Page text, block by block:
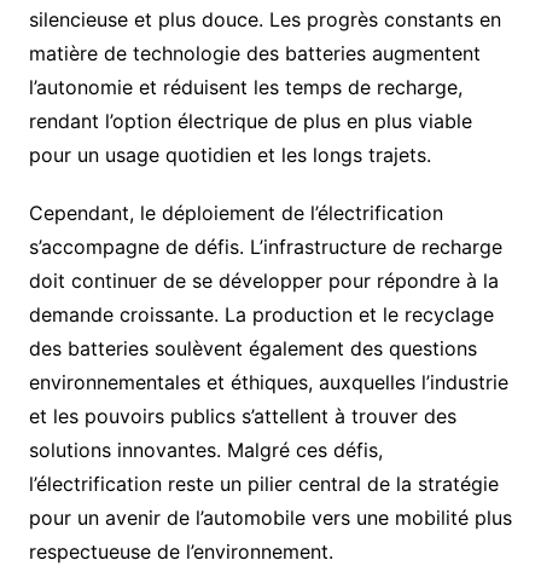
silencieuse et plus douce. Les progrès constants en
matière de technologie des batteries augmentent
l’autonomie et réduisent les temps de recharge,
rendant l’option électrique de plus en plus viable
pour un usage quotidien et les longs trajets.
Cependant, le déploiement de l’électrification
s’accompagne de défis. L’infrastructure de recharge
doit continuer de se développer pour répondre à la
demande croissante. La production et le recyclage
des batteries soulèvent également des questions
environnementales et éthiques, auxquelles l’industrie
et les pouvoirs publics s’attellent à trouver des
solutions innovantes. Malgré ces défis,
l’électrification reste un pilier central de la stratégie
pour un avenir de l’automobile vers une mobilité plus
respectueuse de l’environnement.